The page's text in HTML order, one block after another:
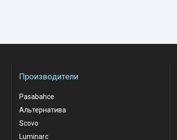
Производители
Pasabahce
Альтернатива
Scovo
Luminarc